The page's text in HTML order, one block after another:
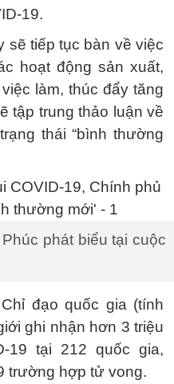
19.
sẽ tiếp tục bàn về việc
hoạt động sản xuất,
làm, thúc đẩy tăng
tập trung thảo luận về
thái “bình thường
phát biểu tại cuộc
đạo quốc gia (tính
ghi nhận hơn 3 triệu
19 tại 212 quốc gia,
trường hợp tử vong.